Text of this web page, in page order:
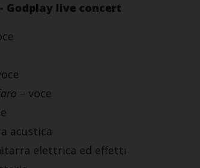
Godplay live concert
– voce
acustica
elettrica ed effetti